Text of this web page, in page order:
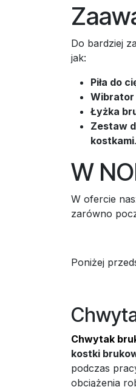
Do bardziej
jak:
Piła do
Wibrator
Łyżka
Zestaw
kostkami.
W
W ofercie
zarówno
Poniżej
Chwytak
kostki
podczas
obciążenia